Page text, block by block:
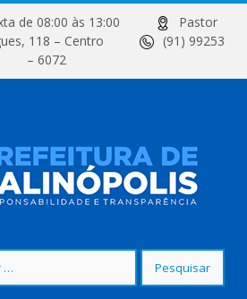
de 08:00 às 13:00
Pastor
118 – Centro
(91) 99253
– 6072